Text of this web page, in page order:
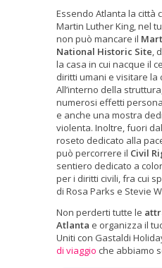
Essendo Atlanta la città
Martin Luther King, nel
non può mancare il
National Historic Site,
la casa in cui nacque il
diritti umani e visitare la
All’interno della
numerosi effetti
e anche una mostra
violenta. Inoltre, fuori
roseto dedicato alla
può percorrere il Civil
sentiero dedicato a
per i diritti civili, fra cui
di Rosa Parks e Stevie
Non perderti tutte le
Atlanta e organizza il
Uniti con Gastaldi
di viaggio che abbiamo